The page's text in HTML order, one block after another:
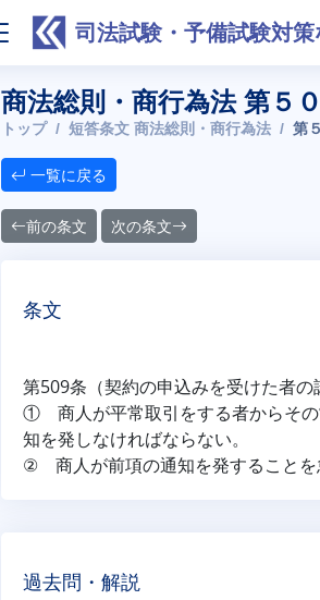
司法試験・予備試験対
商法総則・商行為法 第５
トップ 短答条文 商法総則・商行為法 第
一覧に戻る
前の条文 次の条文
条文
第509条（契約の申込みを受けた者の
① 商人が平常取引をする者からその
知を発しなければならない。
② 商人が前項の通知を発することを
過去問・解説